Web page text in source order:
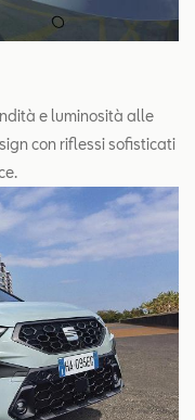
e luminosità alle
con riflessi sofisticati